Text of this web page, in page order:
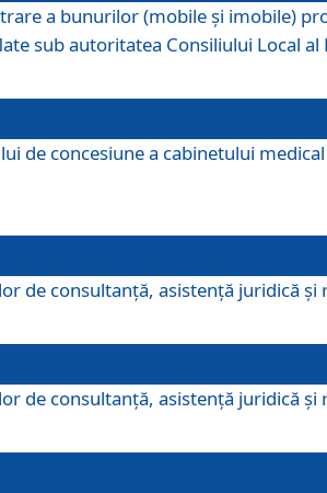
a bunurilor (mobile și imobile)
sub autoritatea Consiliului Local al
de concesiune a cabinetului
de consultanţă, asistenţă juridică
de consultanţă, asistenţă juridică